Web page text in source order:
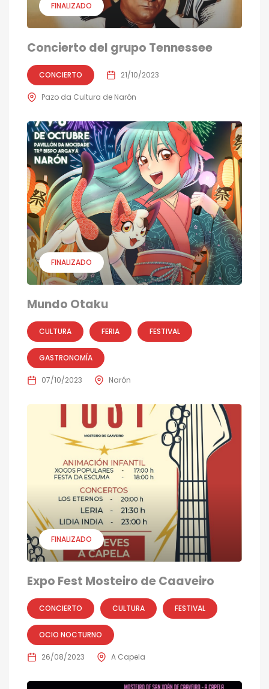
FINALIZADO
Concierto del grupo Tennessee
CONCIERTO 21/10/2023
Pazo da Cultura de Narón
FINALIZADO
Mundo Otaku
CULTURA FERIA FESTIVAL
GASTRONOMÍA
07/10/2023 Narón
FINALIZADO
Expo Fest Mosteiro de Caaveiro
CONCIERTO CULTURA FESTIVAL
OCIO NOCTURNO
26/08/2023 A Capela